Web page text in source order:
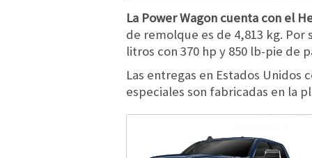
La Power Wagon cuenta con el
de remolque es de 4,813 kg.
litros con 370 hp y 850 lb-pie de
Las entregas en Estados Unidos
especiales son fabricadas en la